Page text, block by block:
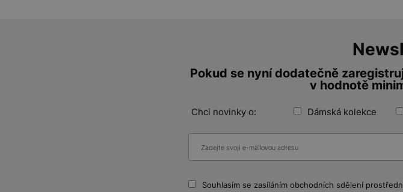
Pokud se nyní dodatečně
v hodnotě
Chci novinky o: Dámská kolekce
Souhlasím se zasíláním obchodních sdělení